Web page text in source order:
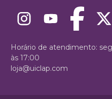
Horário de atendimento:
às 17:00
loja@uiclap.com